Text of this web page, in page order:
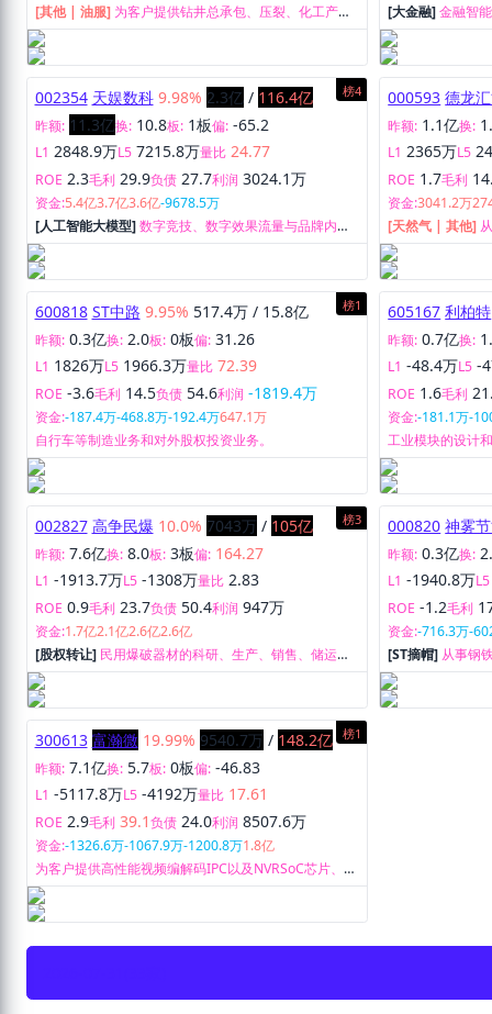
[其他 | 油服] 为客户提供钻井总承包、压裂、化工产品
销售及配套的检测、维修等一揽子技术服务。
[大金融]金融智
榜4
002354 天娱数科 9.98% 2.3亿 / 116.4亿
昨额: 11.3亿换: 10.8板: 1板偏: -65.2
L1 2848.9万L5 7215.8万量比 24.77
ROE 2.3毛利 29.9负债 27.7利润 3024.1万
资金:5.4亿3.7亿3.6亿-9678.5万
[人工智能大模型]数字竞技、数字效果流量与品牌内容
流量。
000593 德龙
昨额: 1.1亿换:
L1 2365万L5
ROE 1.7毛利
资金:3041.2万
[天然气 | 其他]
产、供应业务以
务。
榜1
600818 ST中路 9.95% 517.4万 / 15.8亿
昨额: 0.3亿换: 2.0板: 0板偏: 31.26
L1 1826万L5 1966.3万量比 72.39
ROE -3.6毛利 14.5负债 54.6利润 -1819.4万
资金:-187.4万-468.8万-192.4万647.1万
自行车等制造业务和对外股权投资业务。
605167 利柏特
昨额: 0.7亿换:
L1 -48.4万L5 -
ROE 1.6毛利
资金:-181.1万-
工业模块的设计
榜3
002827 高争民爆 10.0% 7043万 / 105亿
昨额: 7.6亿换: 8.0板: 3板偏: 164.27
L1 -1913.7万L5 -1308万量比 2.83
ROE 0.9毛利 23.7负债 50.4利润 947万
资金:1.7亿2.1亿2.6亿2.6亿
[股权转让] 民用爆破器材的科研、生产、销售、储运以
及爆破工程设计、施工服务。
000820 神雾
昨额: 0.3亿换:
L1 -1940.8万L5
ROE -1.2毛利
资金:-716.3万-
[ST摘帽] 从事钢
工作。
榜1
300613 富瀚微 19.99% 9540.7万 / 148.2亿
昨额: 7.1亿换: 5.7板: 0板偏: -46.83
L1 -5117.8万L5 -4192万量比 17.61
ROE 2.9毛利 39.1负债 24.0利润 8507.6万
资金:-1326.6万-1067.9万-1200.8万1.8亿
为客户提供高性能视频编解码IPC以及NVRSoC芯片、图
像信号处理器ISP芯片、车载视频与传输芯片及相应的完
整的产品解决方案，同时也提供技术开发、IC设计等专
业技术服务。